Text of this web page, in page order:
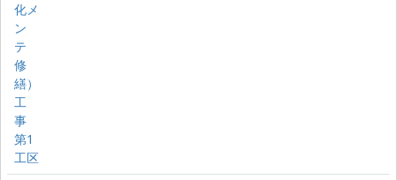
化メ
ン
テ
修
繕）
工
事
第1
工区